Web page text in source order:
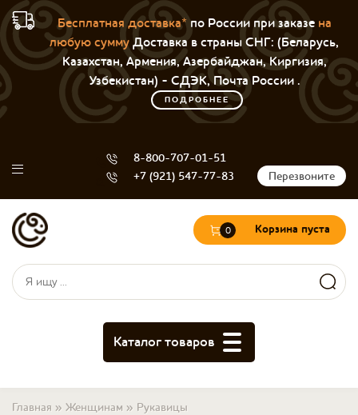
Бесплатная доставка*по России при заказе на
любую суммуДоставка в страны СНГ: (Беларусь,
Казахстан, Армения, Азербайджан, Киргизия,
Узбекистан) - СДЭК, Почта России .
ПОДРОБНЕЕ
8-800-707-01-51
+7 (921) 547-77-83
Перезвоните
Форма поиска
Поиск
0 Корзина пуста
Каталог товаров
Вы здесь
Главная » Женщинам » Рукавицы